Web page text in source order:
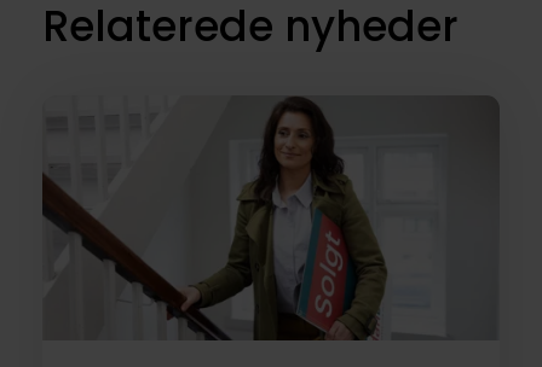
Relaterede nyheder